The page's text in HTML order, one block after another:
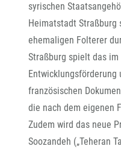
syrischen
Heimatstadt Straßburg
ehemaligen Folterer
Straßburg spielt das im
französischen
die nach dem eigenen
Zudem wird das neue
Soozandeh („Teheran